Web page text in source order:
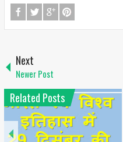
Next
Newer Post
Related Posts